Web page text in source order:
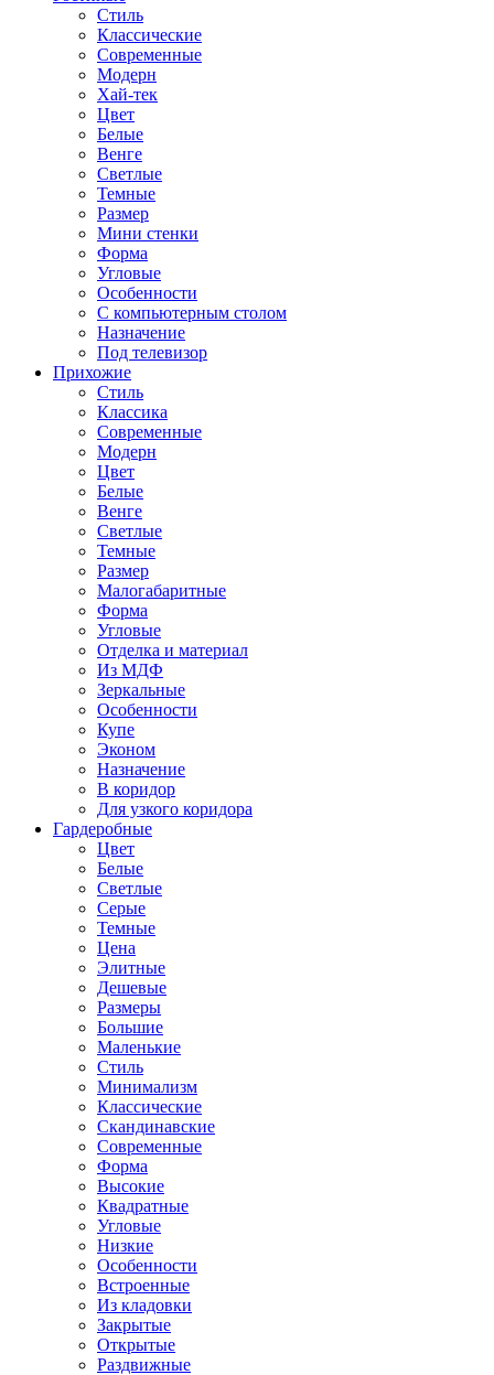
Стиль
Классические
Современные
Модерн
Хай-тек
Цвет
Белые
Венге
Светлые
Темные
Размер
Мини стенки
Форма
Угловые
Особенности
С компьютерным столом
Назначение
Под телевизор
Прихожие
Стиль
Классика
Современные
Модерн
Цвет
Белые
Венге
Светлые
Темные
Размер
Малогабаритные
Форма
Угловые
Отделка и материал
Из МДФ
Зеркальные
Особенности
Купе
Эконом
Назначение
В коридор
Для узкого коридора
Гардеробные
Цвет
Белые
Светлые
Серые
Темные
Цена
Элитные
Дешевые
Размеры
Большие
Маленькие
Стиль
Минимализм
Классические
Скандинавские
Современные
Форма
Высокие
Квадратные
Угловые
Низкие
Особенности
Встроенные
Из кладовки
Закрытые
Открытые
Раздвижные